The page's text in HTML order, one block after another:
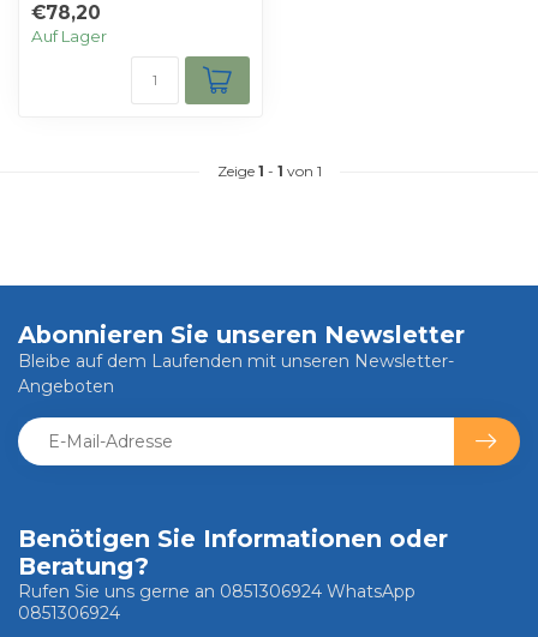
erhalten 2 Stück orig...
€78,20
Auf Lager
Zeige 1 - 1 von 1
Benötigen Sie Informationen oder
Beratung?
Rufen Sie uns gerne an 0851306924 WhatsApp
0851306924
Abonnieren Sie unseren Newsletter
Bleibe auf dem Laufenden mit unseren Newsletter-
Angeboten